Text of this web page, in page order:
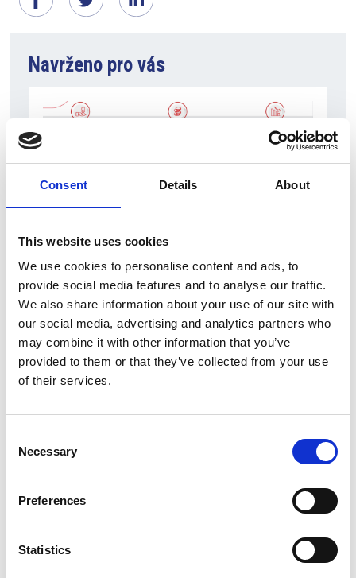
Consent Details About
This website uses cookies
We use cookies to personalise content and ads, to
provide social media features and to analyse our traffic.
We also share information about your use of our site with
our social media, advertising and analytics partners who
may combine it with other information that you’ve
provided to them or that they’ve collected from your use
of their services.
Selection
Necessary
Preferences
Statistics
Navrženo pro vás
7 srpna 2026
Čistý zisk skupiny Generali zaznamenal v
pololetí výrazný růst
Itálie
Česká republika